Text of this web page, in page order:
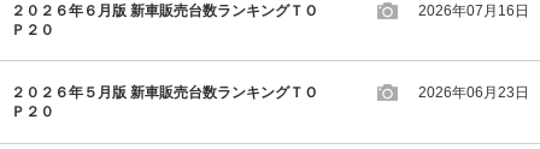
２０２６年６月版 新車販売台数ランキングＴＯ
Ｐ２０
2026年07月16日
２０２６年５月版 新車販売台数ランキングＴＯ
Ｐ２０
2026年06月23日